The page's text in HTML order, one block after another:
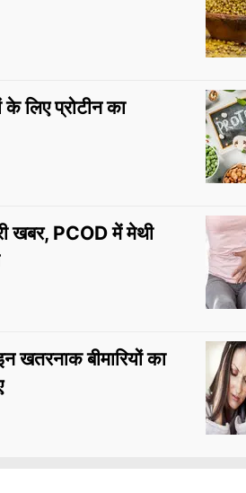
के लिए प्रोटीन का
खबर, PCOD में मेथी
खतरनाक बीमारियों का